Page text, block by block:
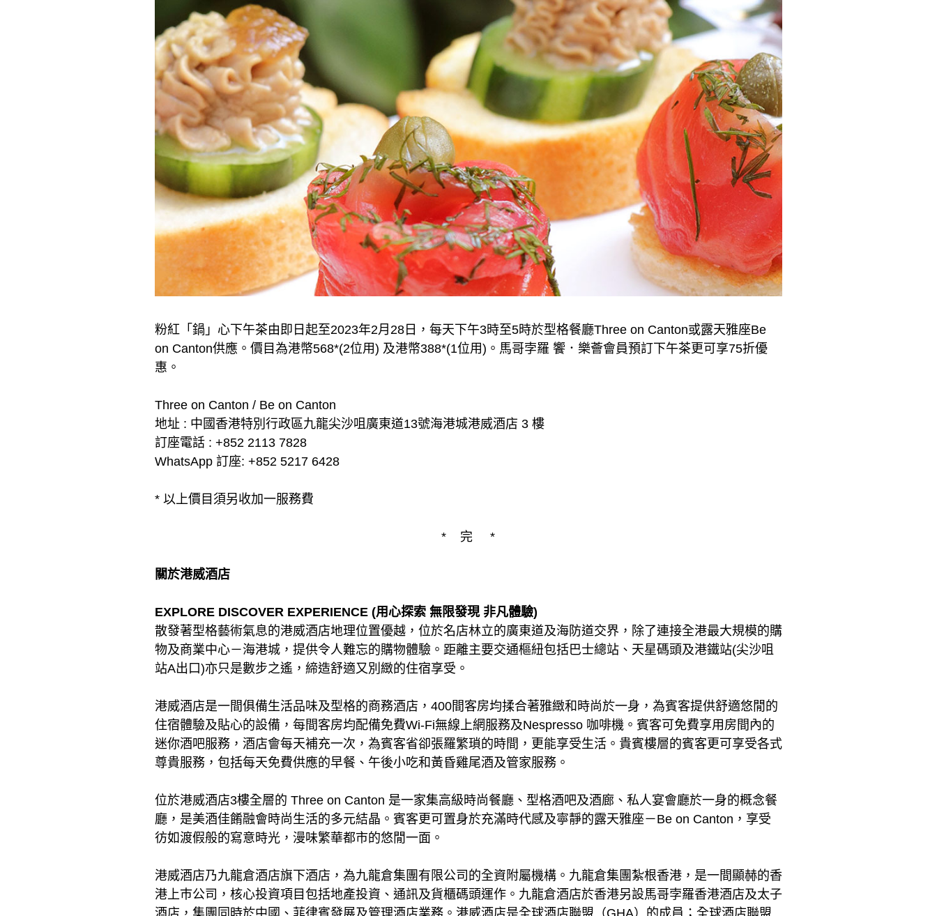
粉紅「鍋」心下午茶由即日起至2023年2月28日，每天下午3時至5時於型格餐廳Three on Canton或露天雅座Be
on Canton供應。價目為港幣568*(2位用) 及港幣388*(1位用)。馬哥孛羅 饗．樂薈會員預訂下午茶更可享75折優
惠。
Three on Canton / Be on Canton
地址 : 中國香港特別行政區九龍尖沙咀廣東道13號海港城港威酒店 3 樓
訂座電話 : +852 2113 7828
WhatsApp 訂座: +852 5217 6428
* 以上價目須另收加一服務費
* 完 *
關於港威酒店
EXPLORE DISCOVER EXPERIENCE (用心探索 無限發現 非凡體驗)
散發著型格藝術氣息的港威酒店地理位置優越，位於名店林立的廣東道及海防道交界，除了連接全港最大規模的購
物及商業中心－海港城，提供令人難忘的購物體驗。距離主要交通樞紐包括巴士總站、天星碼頭及港鐵站(尖沙咀
站A出口)亦只是數步之遙，締造舒適又別緻的住宿享受。
港威酒店是一間俱備生活品味及型格的商務酒店，400間客房均揉合著雅緻和時尚於一身，為賓客提供舒適悠閒的
住宿體驗及貼心的設備，每間客房均配備免費Wi-Fi無線上網服務及Nespresso 咖啡機。賓客可免費享用房間內的
迷你酒吧服務，酒店會每天補充一次，為賓客省卻張羅繁瑣的時間，更能享受生活。貴賓樓層的賓客更可享受各式
尊貴服務，包括每天免費供應的早餐、午後小吃和黃昏雞尾酒及管家服務。
位於港威酒店3樓全層的 Three on Canton 是一家集高級時尚餐廳、型格酒吧及酒廊、私人宴會廳於一身的概念餐
廳，是美酒佳餚融會時尚生活的多元結晶。賓客更可置身於充滿時代感及寧靜的露天雅座－Be on Canton，享受
彷如渡假般的寫意時光，漫味繁華都市的悠閒一面。
港威酒店乃九龍倉酒店旗下酒店，為九龍倉集團有限公司的全資附屬機構。九龍倉集團紮根香港，是一間顯赫的香
港上巿公司，核心投資項目包括地產投資、通訊及貨櫃碼頭運作。九龍倉酒店於香港另設馬哥孛羅香港酒店及太子